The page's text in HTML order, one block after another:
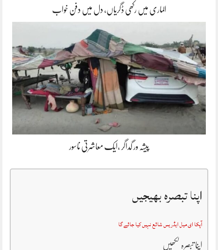
الماری میں رکھی ڈگریاں، دل میں دفن خواب
پیشہ ور گداگر ،ایک معاشرتی ناسور
اپنا تبصرہ بھیجیں
آپکا ای میل ایڈریس شائع نہیں کیا جائے گا
اپنا تبصرہ لکھیں